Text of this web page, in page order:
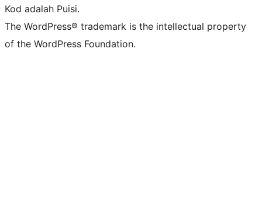
Kod adalah Puisi.
The WordPress® trademark is the intellectual property
of the WordPress Foundation.